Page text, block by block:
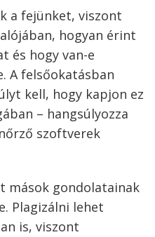
a fejünket, viszont
hogyan érint
és hogy van-e
A felsőokatásban
kell, hogy kapjon ez
– hangsúlyozza
szoftverek
mások gondolatainak
Plagizálni lehet
is, viszont